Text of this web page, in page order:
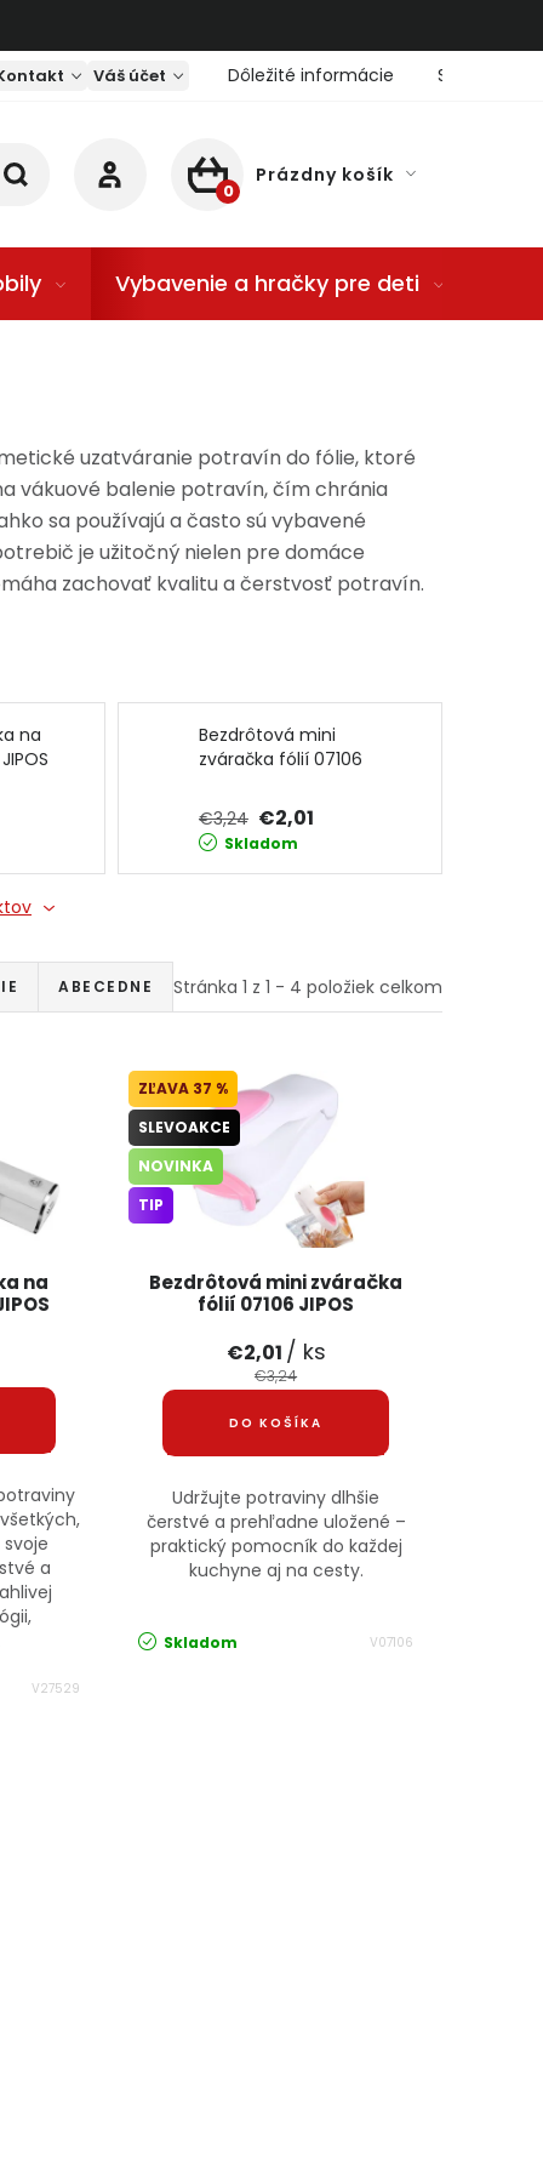
Váš účet Dôležité informácie Servis
NÁKUPNÝ KOŠÍK
Prázdny košík
Vybavenie a hračky pre deti
uzatváranie potravín do fólie, ktoré
vákuové balenie potravín, čím chránia
sa používajú a často sú vybavené
je užitočný nielen pre domáce
zachovať kvalitu a čerstvosť potravín.
na
Bezdrôtová mini
zváračka fólií 07106
€3,24 €2,01
Skladom
Stránka 1 z 1 - 4 položiek celkom
ABECEDNE
na
a
V27529
Bezdrôtová mini zváračka
fólií 07106 JIPOS
37 %
SLEVOAKCE
NOVINKA
TIP
€2,01 / ks
€3,24
DO KOŠÍKA
Udržujte potraviny dlhšie
čerstvé a prehľadne uložené –
praktický pomocník do každej
kuchyne aj na cesty.
Skladom V07106